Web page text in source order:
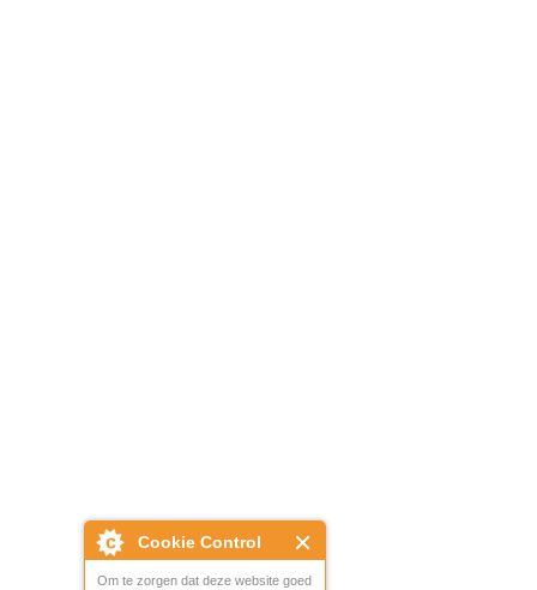
Cookie Control
Om te zorgen dat deze website goed